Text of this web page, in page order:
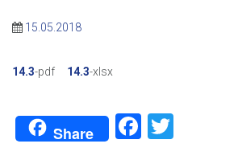
15.05.2018
14.3-pdf 14.3-xlsx
Share Facebook